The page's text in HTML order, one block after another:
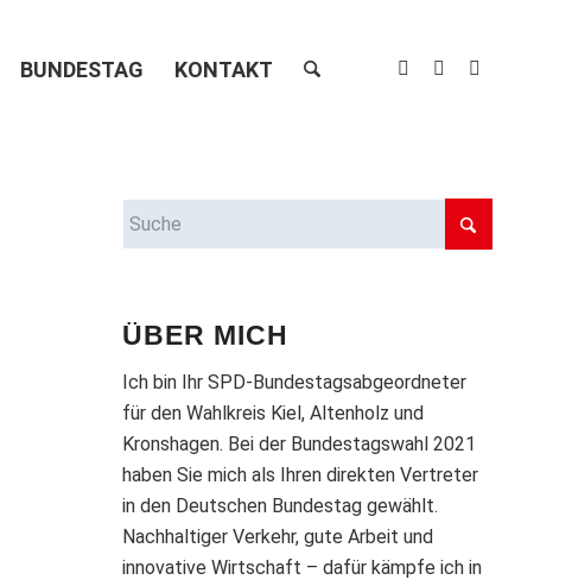
BUNDESTAG KONTAKT
ÜBER MICH
Ich bin Ihr SPD-Bundestagsabgeordneter
für den Wahlkreis Kiel, Altenholz und
Kronshagen. Bei der Bundestagswahl 2021
haben Sie mich als Ihren direkten Vertreter
in den Deutschen Bundestag gewählt.
Nachhaltiger Verkehr, gute Arbeit und
innovative Wirtschaft – dafür kämpfe ich in